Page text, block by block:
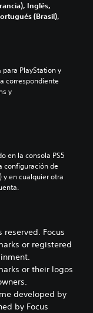
Inglés,
(Brasil),
PlayStation y
correspondiente
y
en la consola PS5
configuración de
y en cualquier otra
Focus
or registered
or their logos
developed by
by Focus